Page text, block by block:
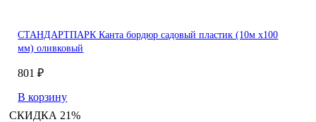
СТАНДАРТПАРК Канта бордюр садовый пластик (10м х100
мм) оливковый
801 ₽
В корзину
СКИДКА 21%